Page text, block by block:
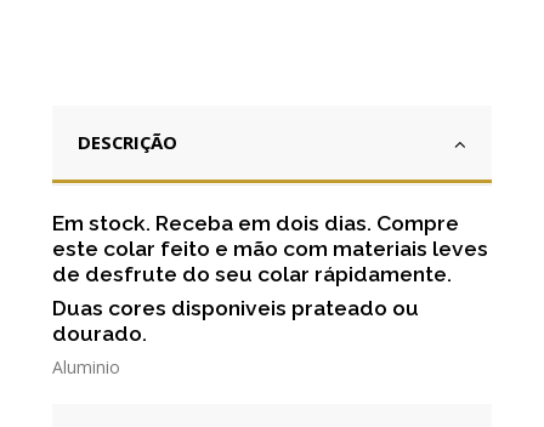
DESCRIÇÃO
Em stock. Receba em dois dias. Compre
este colar feito e mão com materiais leves
de desfrute do seu colar rápidamente.
Duas cores disponiveis prateado ou
dourado.
Aluminio